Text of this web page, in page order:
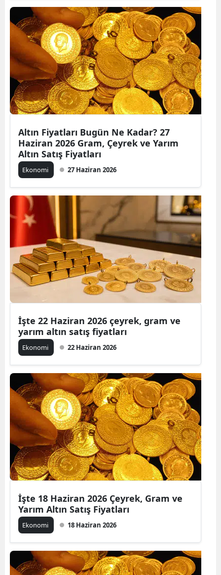
Altın Fiyatları Bugün Ne Kadar? 27
Haziran 2026 Gram, Çeyrek ve Yarım
Altın Satış Fiyatları
Ekonomi 27 Haziran 2026
İşte 22 Haziran 2026 çeyrek, gram ve
yarım altın satış fiyatları
Ekonomi 22 Haziran 2026
İşte 18 Haziran 2026 Çeyrek, Gram ve
Yarım Altın Satış Fiyatları
Ekonomi 18 Haziran 2026